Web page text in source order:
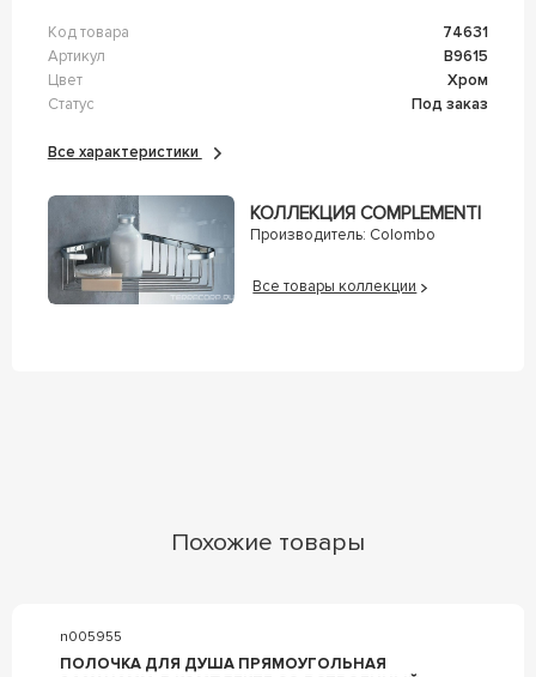
Код товара
74631
Артикул
B9615
Цвет
Хром
Статус
Под заказ
Все характеристики
КОЛЛЕКЦИЯ COMPLEMENTI
Производитель: Colombo
Все товары коллекции
Похожие товары
n005955
ПОЛОЧКА ДЛЯ ДУША ПРЯМОУГОЛЬНАЯ